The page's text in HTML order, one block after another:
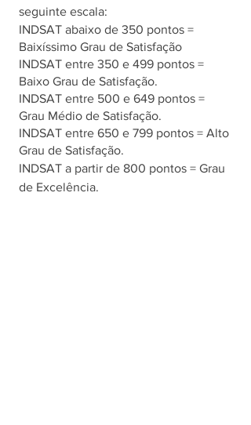
seguinte escala:
INDSAT abaixo de 350 pontos =
Baixíssimo Grau de Satisfação
INDSAT entre 350 e 499 pontos =
Baixo Grau de Satisfação.
INDSAT entre 500 e 649 pontos =
Grau Médio de Satisfação.
INDSAT entre 650 e 799 pontos = Alto
Grau de Satisfação.
INDSAT a partir de 800 pontos = Grau
de Excelência.